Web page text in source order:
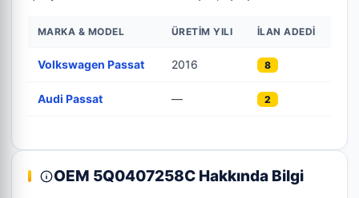
MARKA & MODEL ÜRETIM YILI İLAN ADEDI
Volkswagen Passat 2016 8
Audi Passat — 2
OEM 5Q0407258C Hakkında Bilgi